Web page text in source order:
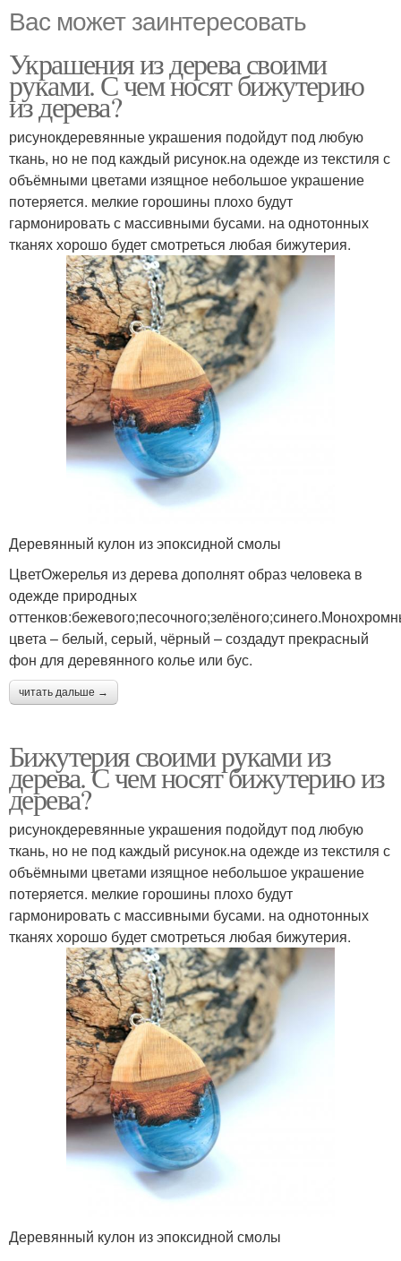
Вас может заинтересовать
Украшения из дерева своими
руками. С чем носят бижутерию
из дерева?
рисунокдеревянные украшения подойдут под любую
ткань, но не под каждый рисунок.на одежде из текстиля с
объёмными цветами изящное небольшое украшение
потеряется. мелкие горошины плохо будут
гармонировать с массивными бусами. на однотонных
тканях хорошо будет смотреться любая бижутерия.
Деревянный кулон из эпоксидной смолы
ЦветОжерелья из дерева дополнят образ человека в
одежде природных
цвета – белый, серый, чёрный – создадут прекрасный
фон для деревянного колье или бус.
читать дальше →
Бижутерия своими руками из
дерева. С чем носят бижутерию из
дерева?
рисунокдеревянные украшения подойдут под любую
ткань, но не под каждый рисунок.на одежде из текстиля с
объёмными цветами изящное небольшое украшение
потеряется. мелкие горошины плохо будут
гармонировать с массивными бусами. на однотонных
тканях хорошо будет смотреться любая бижутерия.
Деревянный кулон из эпоксидной смолы